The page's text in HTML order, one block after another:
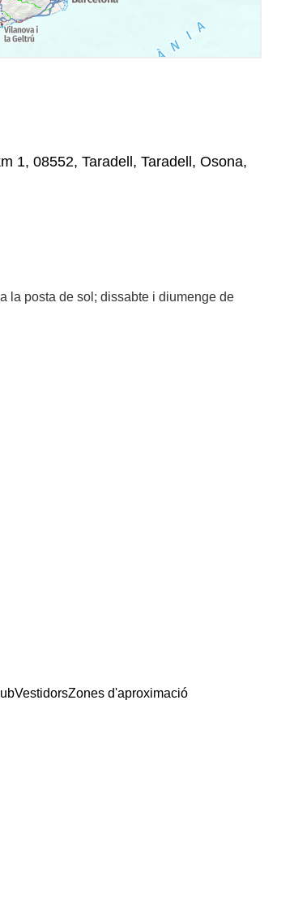
1, 08552, Taradell, Taradell, Osona,
la posta de sol; dissabte i diumenge de
VestidorsZones d'aproximació